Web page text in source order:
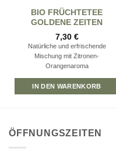
BIO FRÜCHTETEE
GOLDENE ZEITEN
7,30 €
Natürliche und erfrischende
Mischung mit Zitronen-
Orangenaroma
IN DEN WARENKORB
ÖFFNUNGSZEITEN